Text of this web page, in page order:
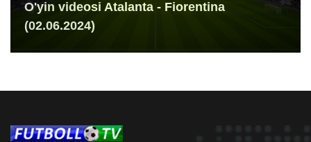
O'yin videosi Atalanta - Fiorentina
(02.06.2024)